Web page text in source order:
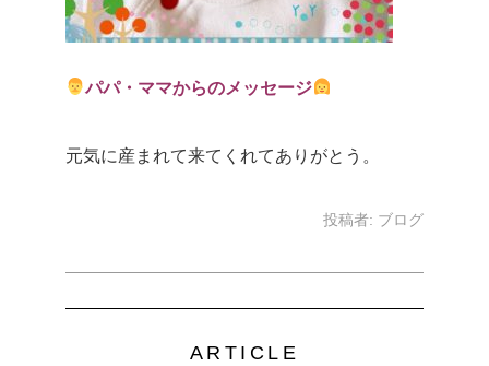
パパ・ママからのメッセージ
元気に産まれて来てくれてありがとう。
投稿者: ブログ
ARTICLE